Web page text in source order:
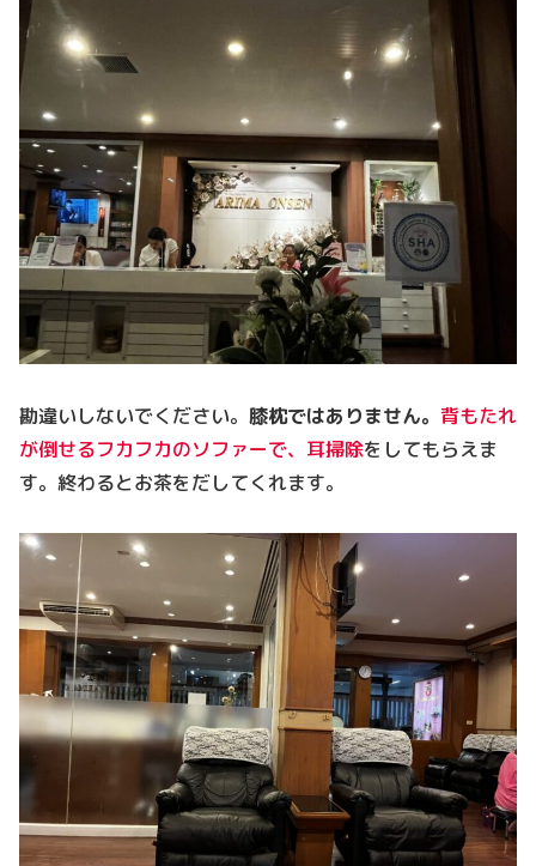
勘違いしないでください。 膝枕ではありません。 背もたれ
が倒せるフカフカのソファーで、耳掃除をしてもらえま
す。終わるとお茶をだしてくれます。